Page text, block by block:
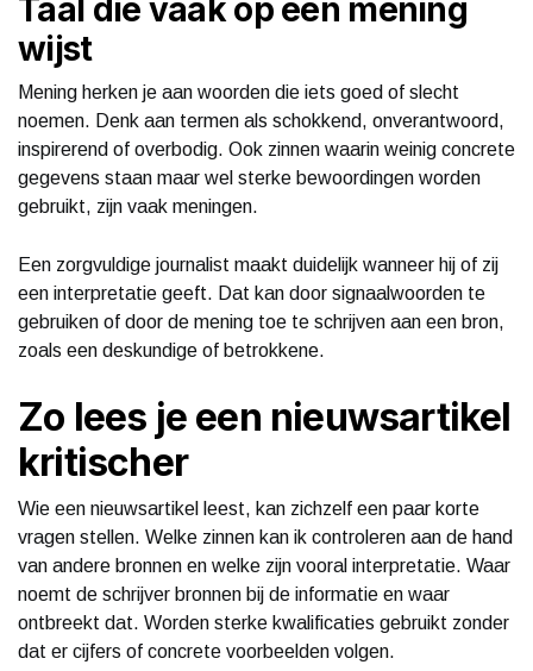
Taal die vaak op een mening
wijst
Mening herken je aan woorden die iets goed of slecht
noemen. Denk aan termen als schokkend, onverantwoord,
inspirerend of overbodig. Ook zinnen waarin weinig concrete
gegevens staan maar wel sterke bewoordingen worden
gebruikt, zijn vaak meningen.
Een zorgvuldige journalist maakt duidelijk wanneer hij of zij
een interpretatie geeft. Dat kan door signaalwoorden te
gebruiken of door de mening toe te schrijven aan een bron,
zoals een deskundige of betrokkene.
Zo lees je een nieuwsartikel
kritischer
Wie een nieuwsartikel leest, kan zichzelf een paar korte
vragen stellen. Welke zinnen kan ik controleren aan de hand
van andere bronnen en welke zijn vooral interpretatie. Waar
noemt de schrijver bronnen bij de informatie en waar
ontbreekt dat. Worden sterke kwalificaties gebruikt zonder
dat er cijfers of concrete voorbeelden volgen.